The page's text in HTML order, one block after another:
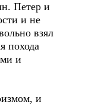
Петер и
и не
взял
похода
и
и